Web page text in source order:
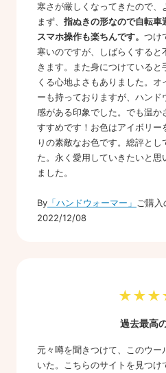
寒さが厳しくなってきたので、
まず、 指ぬきの形なので自転車
スマホ操作も楽ちんです。 つけ
寒いのですが、しばらくすると
きます。また身につけている
くる心地よさもありました。
ーも持っておりますが、ハンド
感がある印象でした。でも温か
すすめです！お色はアイボリー
りの素敵なお色です。総評とし
た。永く愛用していきたいと
ました。
By 「ハンドウォーマー」
ご購
2022/12/08
過去最高
元々噂を聞きつけて、このウー
いた。こちらのサイトを見つ